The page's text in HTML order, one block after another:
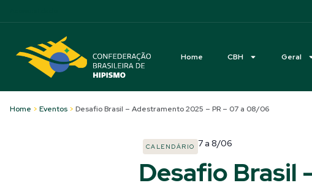
Home CBH Geral
Home > Eventos > Desafio Brasil – Adestramento 2025 – PR – 07 a 08/06
CALENDÁRIO 7 a 8/06
Desafio Brasil